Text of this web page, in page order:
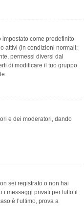
come predefinito
attivi (in condizioni normali;
permessi diversi dal
di modificare il tuo gruppo
e dei moderatori, dando
sei registrato o non hai
i messaggi privati per tutto il
è l’ultimo, prova a